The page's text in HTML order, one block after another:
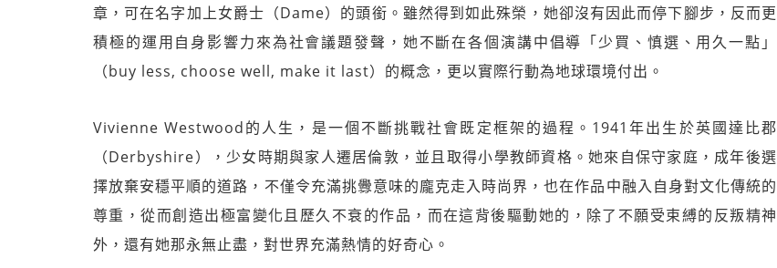
章，可在名字加上女爵士（Dame）的頭銜。雖然得到如此殊榮，她卻沒有因此而停下腳步，反而更
積極的運用自身影響力來為社會議題發聲，她不斷在各個演講中倡導「少買、慎選、用久一點」
（buy less, choose well, make it last）的概念，更以實際行動為地球環境付出。
Vivienne Westwood的人生，是一個不斷挑戰社會既定框架的過程。1941年出生於英國達比郡
（Derbyshire），少女時期與家人遷居倫敦，並且取得小學教師資格。她來自保守家庭，成年後選
擇放棄安穩平順的道路，不僅令充滿挑釁意味的龐克走入時尚界，也在作品中融入自身對文化傳統的
尊重，從而創造出極富變化且歷久不衰的作品，而在這背後驅動她的，除了不願受束縛的反叛精神
外，還有她那永無止盡，對世界充滿熱情的好奇心。